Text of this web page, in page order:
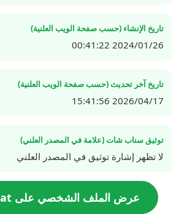
تاريخ الإنشاء (حسب صفحة الويب العلنية)
2024/01/26 00:41:22
تاريخ آخر تحديث (حسب صفحة الويب العلنية)
2026/04/17 15:41:56
توثيق سناب شات (علامة في المصدر العلني)
لا تظهر إشارة توثيق في المصدر العلني
عرض الملف الشخصي على Snapchat